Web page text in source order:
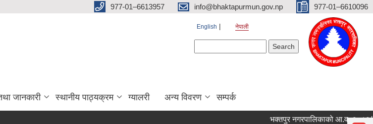
977-01–6613957 info@bhaktapurmun.gov.np 977-01–6610096
English नेपाली
जानकारी स्थानीय पाठ्यक्रम ग्यालरी अन्य विवरण सम्पर्क
भक्तपुर नगरपालिकाको आ.व. २०८३/८४